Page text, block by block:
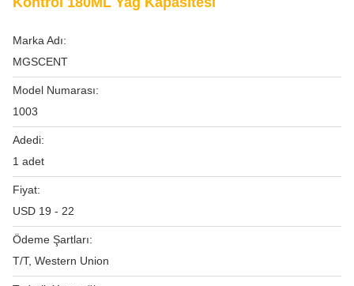
Marka Adı:
MGSCENT
Model Numarası:
1003
Adedi:
1 adet
Fiyat:
USD 19 - 22
Ödeme Şartları:
T/T, Western Union